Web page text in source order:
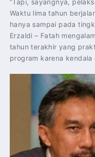
“Tapi, sayangnya,
Waktu lima tahun
hanya sampai pada
Erzaldi – Fatah
tahun terakhir yang
program karena kendala